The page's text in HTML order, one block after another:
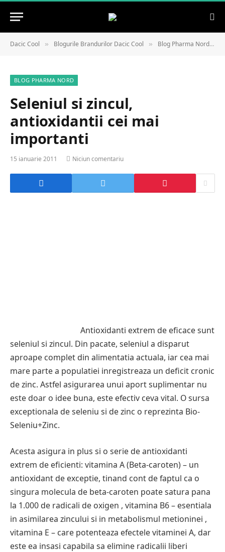
Dacic Cool » Blogurile Brandurilor Dacic Cool » Blog Pharma Nord
BLOG PHARMA NORD
Seleniul si zincul,
antioxidantii cei mai
importanti
15 ianuarie 2011 Niciun comentariu
Antioxidanti extrem de eficace sunt
seleniul si zincul. Din pacate, seleniul a disparut
aproape complet din alimentatia actuala, iar cea mai
mare parte a populatiei inregistreaza un deficit cronic
de zinc. Astfel asigurarea unui aport suplimentar nu
este doar o idee buna, este efectiv ceva vital. O sursa
exceptionala de seleniu si de zinc o reprezinta Bio-
Seleniu+Zinc.
Acesta asigura in plus si o serie de antioxidanti
extrem de eficienti: vitamina A (Beta-caroten) – un
antioxidant de exceptie, tinand cont de faptul ca o
singura molecula de beta-caroten poate satura pana
la 1.000 de radicali de oxigen , vitamina B6 – esentiala
in asimilarea zincului si in metabolismul metioninei ,
vitamina E – care potenteaza efectele vitaminei A, dar
este ea insasi capabila sa elimine radicalii liberi